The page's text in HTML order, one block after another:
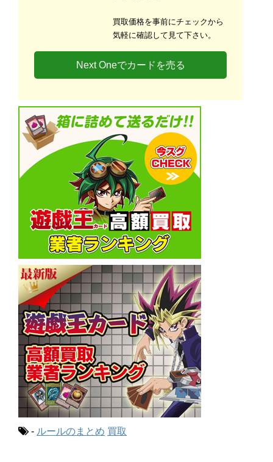
買取価格を事前にチェックから
気軽に確認して見て下さい。
Next Oneでカードを売る
- ルールのまとめ 買取